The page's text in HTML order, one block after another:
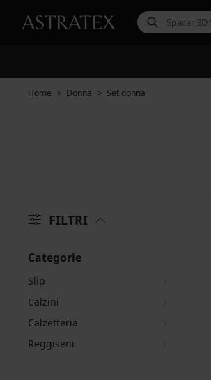
Home Donna Set donna
FILTRI
Categorie
Slip
Calzini
Calzetteria
Reggiseni